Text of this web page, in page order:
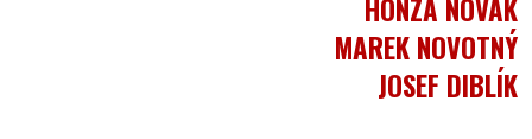
HONZA NOVÁK
MAREK NOVOTNÝ
JOSEF DIBLÍK